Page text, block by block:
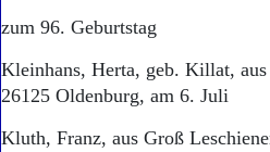
zum 96. Geburtstag
Kleinhans, Herta, geb. Killat,
26125 Oldenburg, am 6. Juli
Kluth, Franz, aus Groß